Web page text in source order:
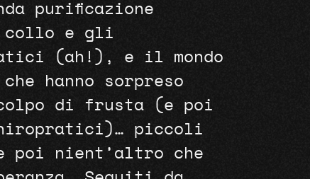
purificazione
collo e gli
(ah!), e il mondo
hanno sorpreso
di frusta (e poi
piccoli
poi nient’altro che